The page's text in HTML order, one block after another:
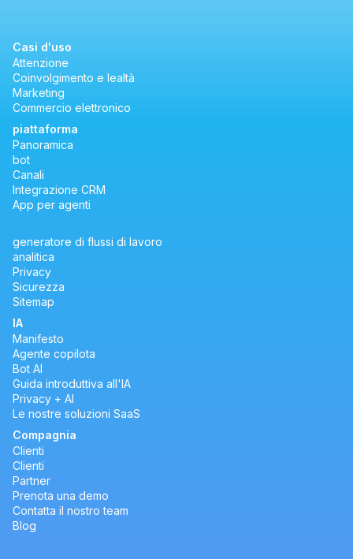
Casi d'uso
Attenzione
Coinvolgimento e lealtà
Marketing
Commercio elettronico
piattaforma
Panoramica
bot
Canali
Integrazione CRM
App per agenti
generatore di flussi di lavoro
analitica
Privacy
Sicurezza
Sitemap
IA
Manifesto
Agente copilota
Bot AI
Guida introduttiva all'IA
Privacy + AI
Le nostre soluzioni SaaS
Compagnia
Clienti
Clienti
Partner
Prenota una demo
Contatta il nostro team
Blog